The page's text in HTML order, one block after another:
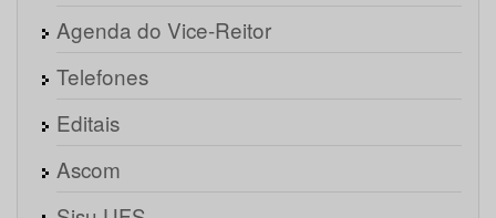
Agenda do Vice-Reitor
Telefones
Editais
Ascom